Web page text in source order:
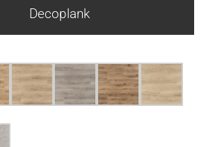
Decoplank